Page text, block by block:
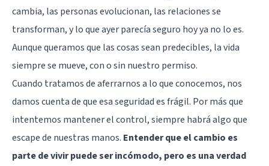
cambia, las personas evolucionan, las relaciones se
transforman, y lo que ayer parecía seguro hoy ya no lo es.
Aunque queramos que las cosas sean predecibles, la vida
siempre se mueve, con o sin nuestro permiso.
Cuando tratamos de aferrarnos a lo que conocemos, nos
damos cuenta de que esa seguridad es frágil. Por más que
intentemos mantener el control, siempre habrá algo que
escape de nuestras manos. Entender que el cambio es
parte de vivir puede ser incómodo, pero es una verdad